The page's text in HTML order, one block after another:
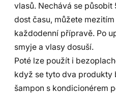
vlasů. Nechává se působit
dost času, můžete
každodenní přípravě. Po
smyje a vlasy dosuší.
Poté lze použít i
když se tyto dva produkty
šampon s kondicionérem